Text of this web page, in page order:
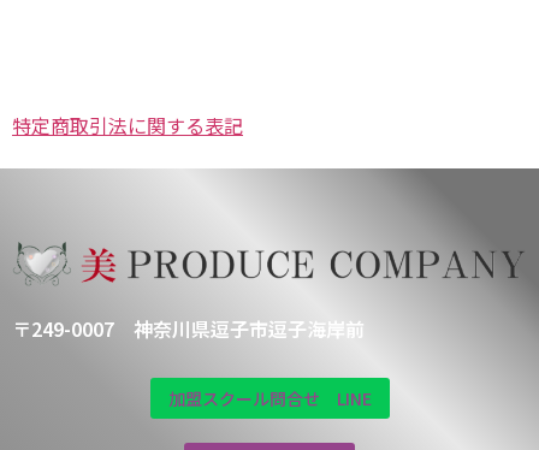
特定商取引法に関する表記
〒249-0007 神奈川県逗子市逗子海岸前
加盟スクール問合せ LINE